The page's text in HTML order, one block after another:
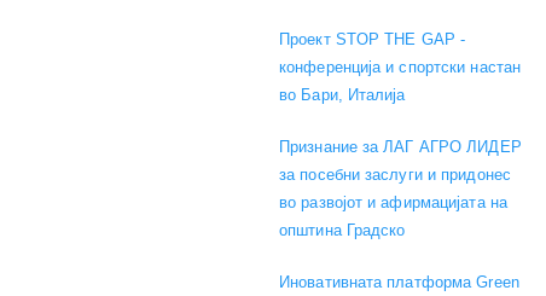
Проект STOP THE GAP -
конференција и спортски настан
во Бари, Италија
Признание за ЛАГ АГРО ЛИДЕР
за посебни заслуги и придонес
во развојот и афирмацијата на
општина Градско
Иновативната платформа Green